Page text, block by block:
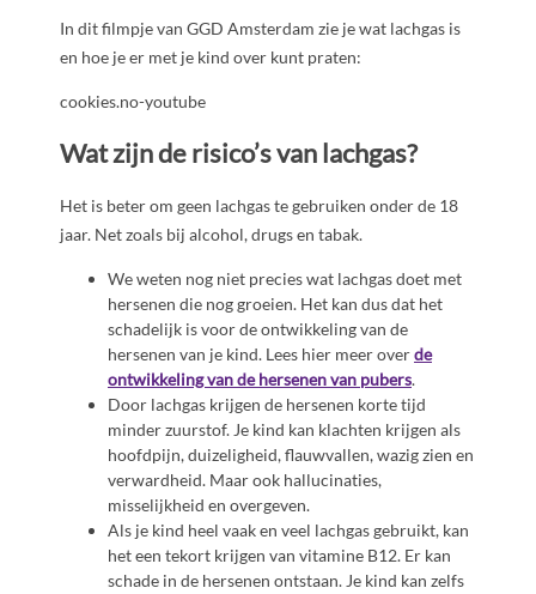
In dit filmpje van GGD Amsterdam zie je wat lachgas is
en hoe je er met je kind over kunt praten:
cookies.no-youtube
Wat zijn de risico’s van lachgas?
Het is beter om geen lachgas te gebruiken onder de 18
jaar. Net zoals bij alcohol, drugs en tabak.
We weten nog niet precies wat lachgas doet met
hersenen die nog groeien. Het kan dus dat het
schadelijk is voor de ontwikkeling van de
hersenen van je kind. Lees hier meer overde
ontwikkeling van de hersenen van pubers.
Door lachgas krijgen de hersenen korte tijd
minder zuurstof. Je kind kan klachten krijgen als
hoofdpijn, duizeligheid, flauwvallen, wazig zien en
verwardheid. Maar ook hallucinaties,
misselijkheid en overgeven.
Als je kind heel vaak en veel lachgas gebruikt, kan
het een tekort krijgen van vitamine B12. Er kan
schade in de hersenen ontstaan. Je kind kan zelfs